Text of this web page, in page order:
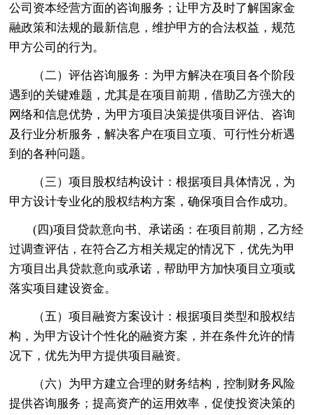
公司资本经营方面的咨询服务；让甲方及时了解国家金
融政策和法规的最新信息，维护甲方的合法权益，规范
甲方公司的行为。
（二）评估咨询服务：为甲方解决在项目各个阶段
遇到的关键难题，尤其是在项目前期，借助乙方强大的
网络和信息优势，为甲方项目决策提供项目评估、咨询
及行业分析服务，解决客户在项目立项、可行性分析遇
到的各种问题。
（三）项目股权结构设计：根据项目具体情况，为
甲方设计专业化的股权结构方案，确保项目合作成功。
(四)项目贷款意向书、承诺函：在项目前期，乙方经
过调查评估，在符合乙方相关规定的情况下，优先为甲
方项目出具贷款意向或承诺，帮助甲方加快项目立项或
落实项目建设资金。
（五）项目融资方案设计：根据项目类型和股权结
构，为甲方设计个性化的融资方案，并在条件允许的情
况下，优先为甲方提供项目融资。
（六）为甲方建立合理的财务结构，控制财务风险
提供咨询服务；提高资产的运用效率，促使投资决策的